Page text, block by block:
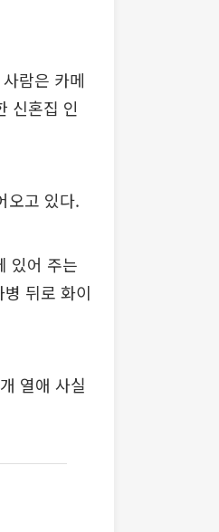
람은 카메
신혼집 인
오고 있다.
있어 주는
뒤로 화이
열애 사실